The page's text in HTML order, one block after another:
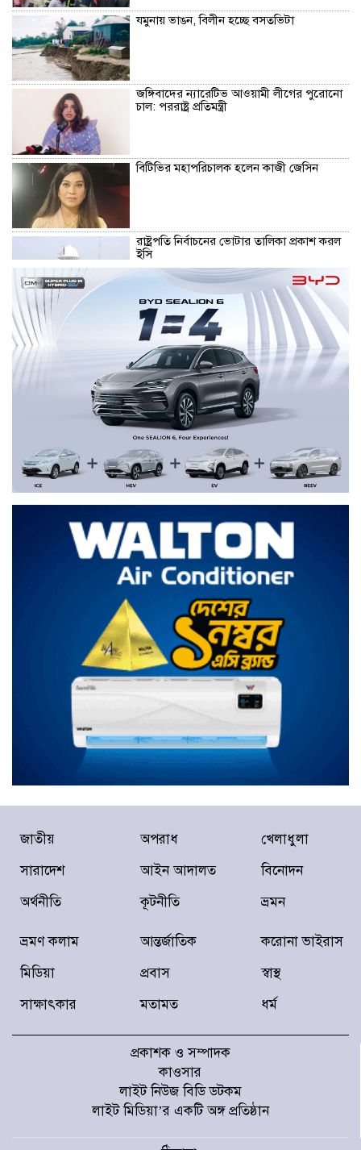
যমুনায় ভাঙন, বিলীন হচ্ছে বসতভিটা
জঙ্গিবাদের ন্যারেটিভ আওয়ামী লীগের পুরোনো
চাল: পররাষ্ট্র প্রতিমন্ত্রী
বিটিভির মহাপরিচালক হলেন কাজী জেসিন
রাষ্ট্রপতি নির্বাচনের ভোটার তালিকা প্রকাশ করল
ইসি
হরমুজ নিয়ে সমঝোতার পথে ইরান-ওমান,
আসছে ৬০ দিনের চুক্তি
প্রথম শ্রেণিতে ভর্তিতে লটারি, দ্বিতীয়-নবমে
পরীক্ষা
রাশিয়ার দুটি তেল শোধনাগারে ইউক্রেনের ড্রোন
হামলা
হাম উপসর্গে আরও ৬ শিশুর মৃত্যু
রাষ্ট্রপতি নির্বাচনের ভোটগ্রহণ ২০ আগস্ট
নদী দূষণ রোধে সমন্বিত পদক্ষেপ গ্রহণে
অবহেলার কোনো সুযোগ নেই: প্রধানমন্ত্রী
ইউক্রেনকে ধ্বংস করতে উত্তর কোরিয়ার ১২০টি
ব্যালিস্টিক মিসাইল মোতায়েন করছে রাশিয়া
সাদ্দাম-ইনানকে ফোনে হামলার নির্দেশ দেন
ওবায়দুল কাদের
৫ সেপ্টেম্বর ঢাকা-চট্টগ্রাম লংমার্চের ঘোষণা ১১-
দণ্ডপ্রাপ্ত হাসিনাকে বক্তব্যের সুযোগ দিয়ে
রিজভী
রাষ্ট্রপতি নির্বাচনের জন্য ইসিতে ভোটার তালিকা
জাতীয়
সারাদেশ
অর্থনীতি
অপরাধ
আইন আদালত
কূটনীতি
খেলাধুলা
বিনোদন
ভ্রমন
ভ্রমণ কলাম
মিডিয়া
সাক্ষাৎকার
আন্তর্জাতিক
প্রবাস
মতামত
করোনা ভাইরাস
স্বাস্থ
ধর্ম
প্রকাশক ও সম্পাদক
কাওসার
লাইট নিউজ বিডি ডটকম
লাইট মিডিয়া’র একটি অঙ্গ প্রতিষ্ঠান